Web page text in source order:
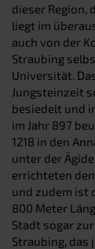
dieser Region,
liegt im
auch von der
Straubing
Universität.
Jungsteinzeit
besiedelt und
im Jahr 897
1218 in den
unter der
errichteten
und zudem ist
800 Meter
Stadt sogar
Straubing, das